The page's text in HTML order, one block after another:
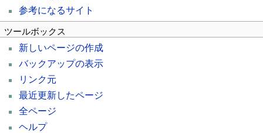
参考になるサイト
ツールボックス
新しいページの作成
バックアップの表示
リンク元
最近更新したページ
全ページ
ヘルプ